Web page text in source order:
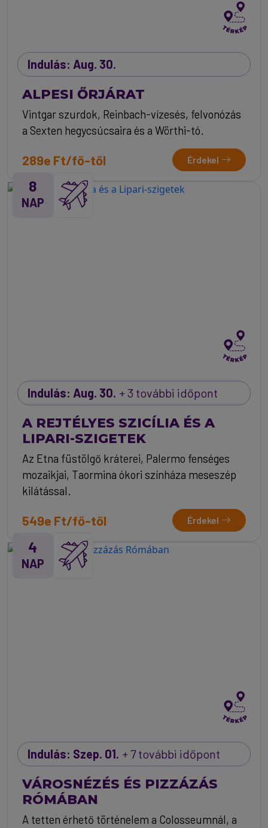
Indulás: Aug. 30.
ALPESI ŐRJÁRAT
Vintgar szurdok, Reinbach-vízesés, felvonózás
a Sexten hegycsúcsaira és a Wörthi-tó.
289e Ft/fő-től Érdekel
8
NAP
Indulás: Aug. 30. + 3 további időpont
A REJTÉLYES SZICÍLIA ÉS A
LIPARI-SZIGETEK
Az Etna füstölgő kráterei, Palermo fenséges
mozaikjai, Taormina ókori színháza meseszép
kilátással.
549e Ft/fő-től Érdekel
4
NAP
Indulás: Szep. 01. + 7 további időpont
VÁROSNÉZÉS ÉS PIZZÁZÁS
RÓMÁBAN
A tetten érhető történelem a Colosseumnál, a